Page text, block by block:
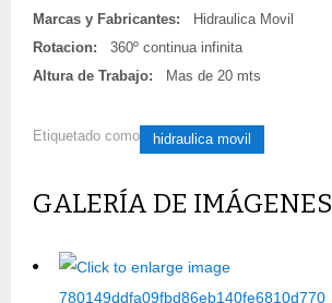
Marcas y Fabricantes:
Hidraulica Movil
Rotacion:
360º continua infinita
Altura de Trabajo:
Mas de 20 mts
Etiquetado como hidraulica movil
GALERÍA DE IMÁGENES